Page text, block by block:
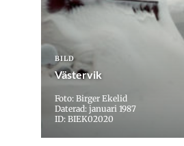
BILD
Västervik
Foto: Birger Ekelid
Daterad: januari 1987
ID: BIEK02020